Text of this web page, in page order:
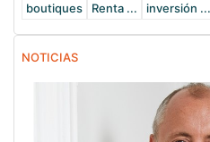
boutiques
Renta ... inversión ...
NOTICIAS